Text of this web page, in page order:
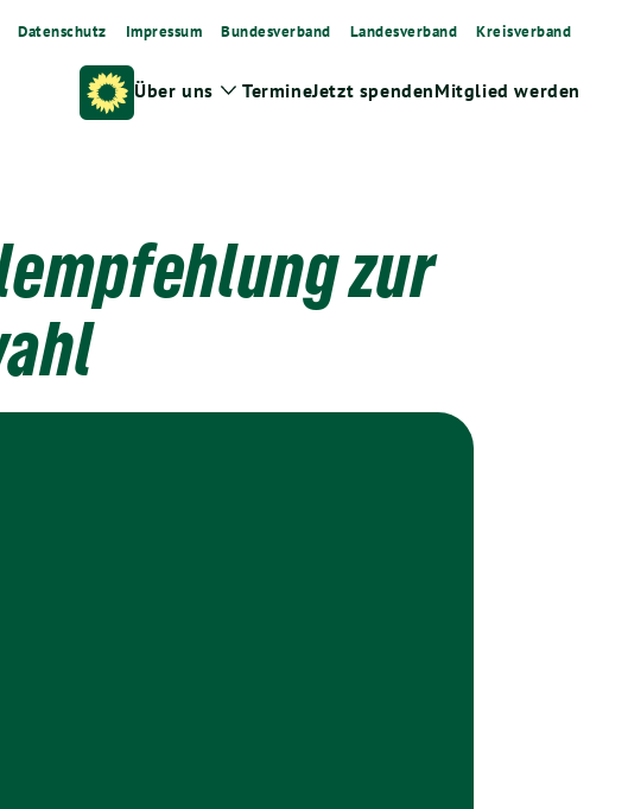
Datenschutz Impressum Bundesverband Landesverband Kreisverband
Über uns Zeige
TermineJetzt spendenMitglied werden
zur